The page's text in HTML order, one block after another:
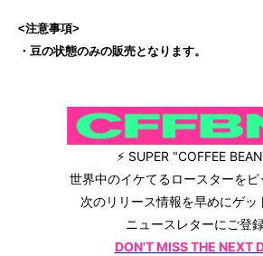
<注意事項>
・豆の状態のみの販売となります。
⚡ SUPER "COFFEE
世界中のイケてるロースターをピ
次のリリース情報を早めにゲッ
ニュースレターにご登
DON'T MISS THE NEXT